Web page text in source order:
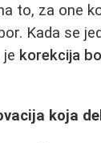
to, za one
Kada se
korekcija
koja